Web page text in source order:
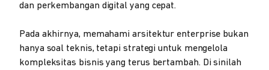
dan perkembangan digital yang cepat.
Pada akhirnya, memahami arsitektur enterprise bukan
hanya soal teknis, tetapi strategi untuk mengelola
kompleksitas bisnis yang terus bertambah. Di sinilah